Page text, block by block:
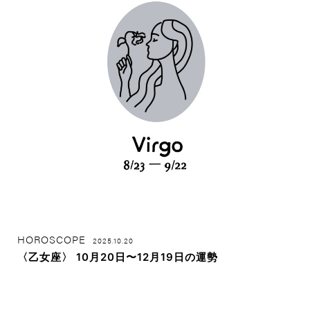
HOROSCOPE 2025.10.20
〈乙女座〉 10月20日〜12月19日の運勢